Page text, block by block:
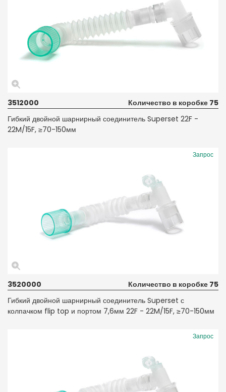
3512000
Количество в коробке 75
Гибкий двойной шарнирный соединитель Superset 22F -
22M/15F, ≥70-150мм
Запрос
3520000
Количество в коробке 75
Гибкий двойной шарнирный соединитель Superset с
колпачком flip top и портом 7,6мм 22F - 22M/15F, ≥70-150мм
Запрос